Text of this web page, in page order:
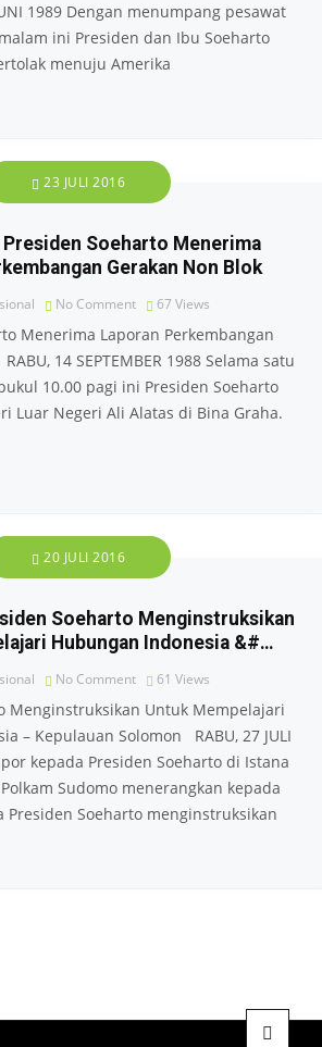
1989 Dengan menumpang pesawat
ini Presiden dan Ibu Soeharto
menuju Amerika
23 JULI 2016
Soeharto Menerima
Gerakan Non Blok
No Comment 67 Views
Menerima Laporan Perkembangan
14 SEPTEMBER 1988 Selama satu
10.00 pagi ini Presiden Soeharto
Luar Negeri Ali Alatas di Bina Graha.
20 JULI 2016
Soeharto Menginstruksikan
Hubungan Indonesia &#…
No Comment 61 Views
Menginstruksikan Untuk Mempelajari
– Kepulauan Solomon RABU, 27 JULI
kepada Presiden Soeharto di Istana
Sudomo menerangkan kepada
Presiden Soeharto menginstruksikan